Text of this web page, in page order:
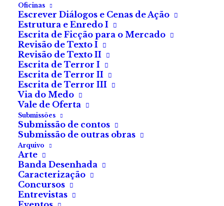
Oficinas
Escrever Diálogos e Cenas de Ação
Estrutura e Enredo I
Escrita de Ficção para o Mercado
Revisão de Texto I
Revisão de Texto II
Escrita de Terror I
Escrita de Terror II
Escrita de Terror III
Via do Medo
Vale de Oferta
Submissões
Submissão de contos
Submissão de outras obras
Arquivo
Arte
Banda Desenhada
Caracterização
Concursos
Entrevistas
A FilmTwist apresenta
as novidades de terror
para setembro
Inéditos emstreaming
estreias nacionais e
clássicos de culto
estão entre os títulos